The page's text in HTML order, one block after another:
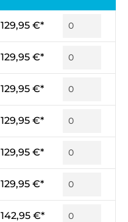
129,95 €*
129,95 €*
129,95 €*
129,95 €*
129,95 €*
129,95 €*
142,95 €*